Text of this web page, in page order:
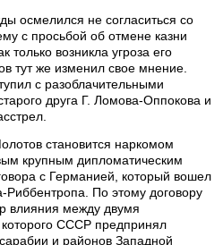
осмелился не согласиться со
с просьбой об отмене казни
только возникла угроза его
тут же изменил свое мнение.
с разоблачительными
друга Г. Ломова-Оппокова и
становится наркомом
крупным дипломатическим
с Германией, который вошел
Риббентропа. По этому договору
влияния между двумя
которого СССР предпринял
и районов Западной